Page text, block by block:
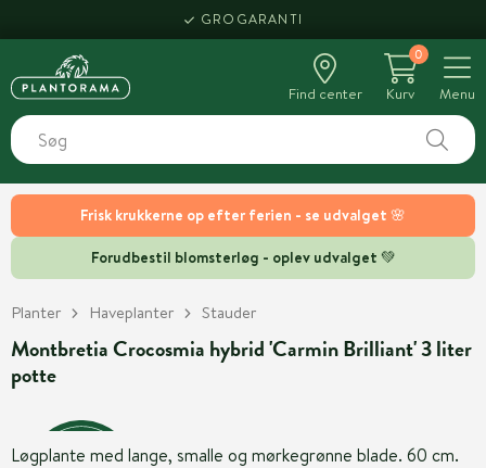
Frisk krukkerne op efter ferien - se udvalget 🌸
Forudbestil blomsterløg - oplev udvalget 💚
GROGARANTI
Find center
0
Kurv
Menu
Planter Haveplanter Stauder
Montbretia Crocosmia hybrid 'Carmin Brilliant' 3 liter
potte
Løgplante med lange, smalle og mørkegrønne blade. 60 cm.